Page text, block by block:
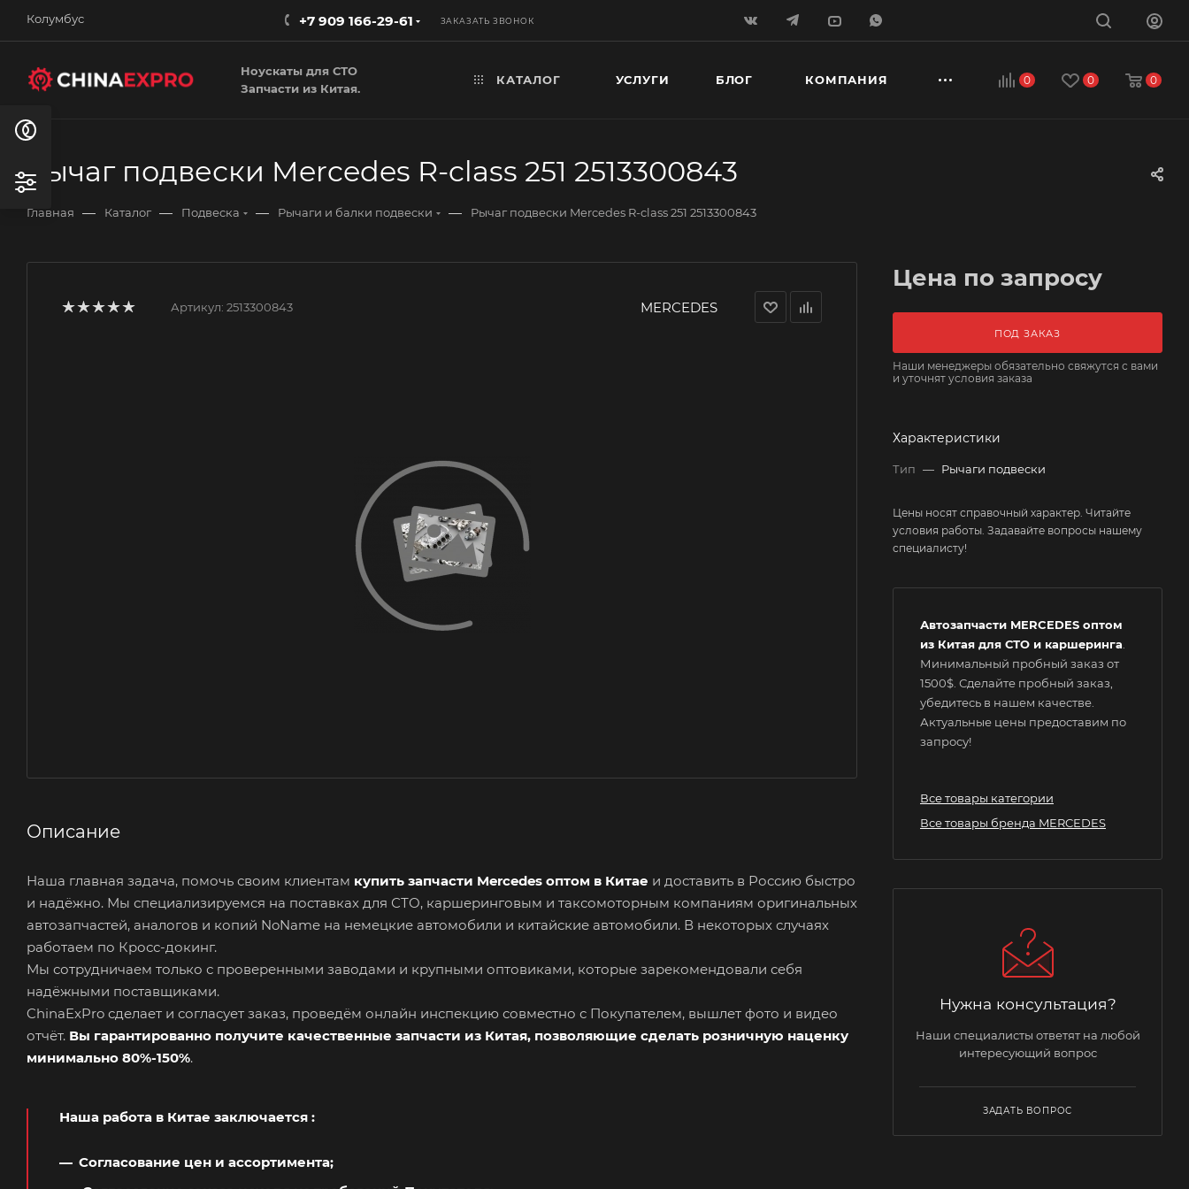
Колумбус +7 909 166-29-61 ЗАКАЗАТЬ ЗВОНОК
0 0 0
Ноускаты для СТО
Запчасти из Китая.
КАТАЛОГ УСЛУГИ БЛОГ КОМПАНИЯ
Рычаг подвески Mercedes R-class 251 2513300843
Главная — Каталог — Подвеска — Рычаги и балки подвески — Рычаг подвески Mercedes R-class 251 2513300843
Артикул: 2513300843 MERCEDES
Описание
Наша главная задача, помочь своим клиентам купить запчасти Mercedes оптом в Китае и доставить в Россию быстро
и надёжно. Мы специализируемся на поставках для СТО, каршеринговым и таксомоторным компаниям оригинальных
автозапчастей, аналогов и копий NoName на немецкие автомобили и китайские автомобили. В некоторых случаях
работаем по Кросс-докинг.
Мы сотрудничаем только с проверенными заводами и крупными оптовиками, которые зарекомендовали себя
надёжными поставщиками.
ChinaExPro сделает и согласует заказ, проведём онлайн инспекцию совместно с Покупателем, вышлет фото и видео
отчёт. Вы гарантированно получите качественные запчасти из Китая, позволяющие сделать розничную наценку
минимально 80%-150%.
Наша работа в Китае заключается :
Согласование цен и ассортимента;
Цена по запросу
ПОД ЗАКАЗ
Наши менеджеры обязательно свяжутся с вами
и уточнят условия заказа
Характеристики
Тип — Рычаги подвески
Цены носят справочный характер. Читайте
условия работы. Задавайте вопросы нашему
специалисту!
Автозапчасти MERCEDES оптом
из Китая для СТО и каршеринга
Минимальный пробный заказ от
1500$. Сделайте пробный заказ,
убедитесь в нашем качестве.
Актуальные цены предоставим по
запросу!
Все товары категории
Все товары бренда MERCEDES
Нужна консультация?
Наши специалисты ответят на любой
интересующий вопрос
ЗАДАТЬ ВОПРОС